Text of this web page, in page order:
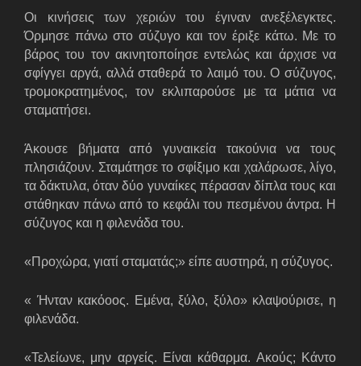
Οι κινήσεις των χεριών του έγιναν ανεξέλεγκτες.
Όρμησε πάνω στο σύζυγο και τον έριξε κάτω. Με το
βάρος του τον ακινητοποίησε εντελώς και άρχισε να
σφίγγει αργά, αλλά σταθερά το λαιμό του. Ο σύζυγος,
τρομοκρατημένος, τον εκλιπαρούσε με τα μάτια να
σταματήσει.
Άκουσε βήματα από γυναικεία τακούνια να τους
πλησιάζουν. Σταμάτησε το σφίξιμο και χαλάρωσε, λίγο,
τα δάκτυλα, όταν δύο γυναίκες πέρασαν δίπλα τους και
στάθηκαν πάνω από το κεφάλι του πεσμένου άντρα. Η
σύζυγος και η φιλενάδα του.
«Προχώρα, γιατί σταματάς;» είπε αυστηρά, η σύζυγος.
« Ήνταν κακόοος. Eμένα, ξύλο, ξύλο» κλαψούρισε, η
φιλενάδα.
«Τελείωνε, μην αργείς. Είναι κάθαρμα. Ακούς; Κάντο